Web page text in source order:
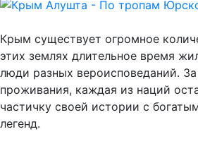
Крым существует огромное
этих землях длительное время
люди разных вероисповеданий.
проживания, каждая из наций
частичку своей истории с
легенд.